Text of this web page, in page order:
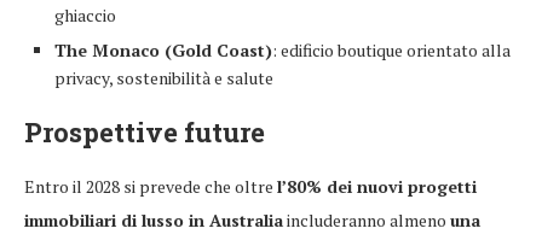
ghiaccio
The Monaco (Gold Coast): edificio boutique orientato alla
privacy, sostenibilità e salute
Prospettive future
Entro il 2028 si prevede che oltre l’80% dei nuovi progetti
immobiliari di lusso in Australiaincluderanno almeno una